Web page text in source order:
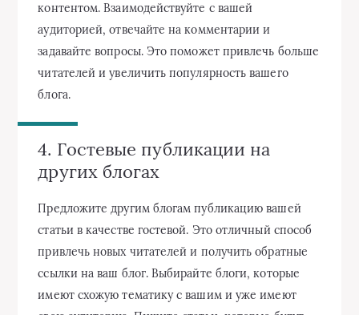
контентом. Взаимодействуйте с вашей
аудиторией, отвечайте на комментарии и
задавайте вопросы. Это поможет привлечь больше
читателей и увеличить популярность вашего
блога.
4. Гостевые публикации на
других блогах
Предложите другим блогам публикацию вашей
статьи в качестве гостевой. Это отличный способ
привлечь новых читателей и получить обратные
ссылки на ваш блог. Выбирайте блоги, которые
имеют схожую тематику с вашим и уже имеют